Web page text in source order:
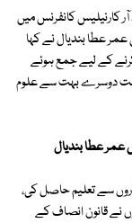
کانفرنس میں
عطا بندیال نے کہا
کے لیے جمع ہوئے
دوسرے بہت سے علوم
عطا بندیال
سے تعلیم حاصل کی،
نے قانون انصاف کے